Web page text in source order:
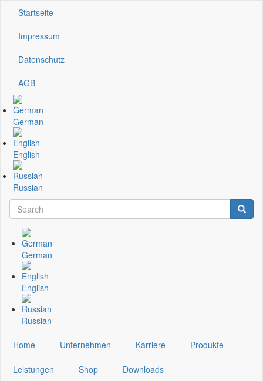
Kopfzeile
Startseite
Impressum
Datenschutz
AGB
German
English
Russian
Suchformular
Search Search
German
English
Russian
Home Unternehmen Karriere Produkte
Leistungen Shop
Downloads